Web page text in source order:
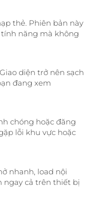
thẻ. Phiên bản này
năng mà không
diện trở nên sạch
đang xem
chóng hoặc đăng
lỗi khu vực hoặc
nhanh, load nội
ngay cả trên thiết bị